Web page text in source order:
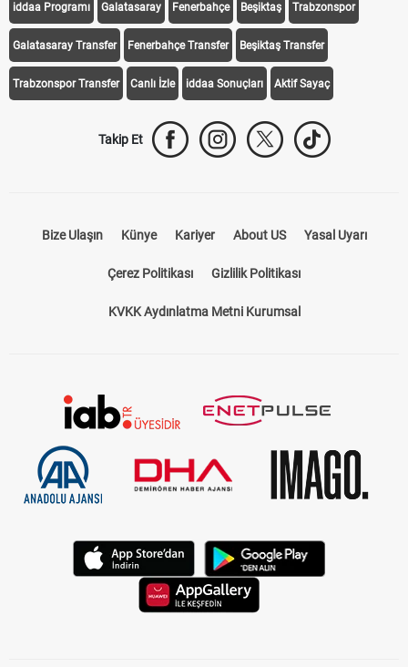
iddaa Programı Galatasaray Fenerbahçe Beşiktaş Trabzonspor
Galatasaray Transfer Fenerbahçe Transfer Beşiktaş Transfer
Trabzonspor Transfer Canlı İzle iddaa Sonuçları Aktif Sayaç
Takip Et
Bize Ulaşın Künye Kariyer About US Yasal Uyarı
Çerez Politikası Gizlilik Politikası
KVKK Aydınlatma Metni Kurumsal